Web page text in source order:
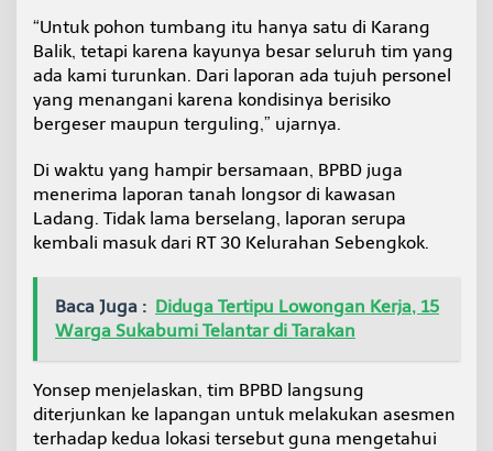
a
n
o
h
o
T
m
b
a
d
S
e
u
m
l
“Untuk pohon tumbang itu hanya satu di Karang
Balik, tetapi karena kayunya besar seluruh tim yang
ada kami turunkan. Dari laporan ada tujuh personel
yang menangani karena kondisinya berisiko
bergeser maupun terguling,” ujarnya.
Di waktu yang hampir bersamaan, BPBD juga
menerima laporan tanah longsor di kawasan
Ladang. Tidak lama berselang, laporan serupa
kembali masuk dari RT 30 Kelurahan Sebengkok.
Baca Juga : Diduga Tertipu Lowongan Kerja, 15
Warga Sukabumi Telantar di Tarakan
Yonsep menjelaskan, tim BPBD langsung
diterjunkan ke lapangan untuk melakukan asesmen
terhadap kedua lokasi tersebut guna mengetahui